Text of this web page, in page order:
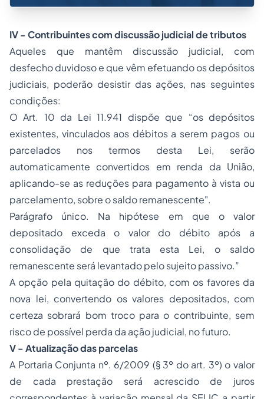
IV - Contribuintes com discussão judicial de tributos
Aqueles que mantêm discussão judicial, com
desfecho duvidoso e que vêm efetuando os depósitos
judiciais, poderão desistir das ações, nas seguintes
condições:
OArt. 10 da Lei 11.941 dispõe que “os depósitos
existentes, vinculados aos débitos a serem pagos ou
parcelados nos termos desta Lei, serão
automaticamente convertidos em renda da União,
aplicando-se as reduções para pagamento à vista ou
parcelamento, sobre o saldo remanescente".
Parágrafo único. Na hipótese em que o valor
depositado exceda o valor do débito após a
consolidação de que trata esta Lei, o saldo
remanescente será levantado pelo sujeito passivo.”
A opção pela quitação do débito, com os favores da
nova lei, convertendo os valores depositados, com
certeza sobrará bom troco para o contribuinte, sem
risco de possível perda da ação judicial, no futuro.
V - Atualização das parcelas
A Portaria Conjunta nº. 6/2009 (§ 3º do art. 3º) o valor
de cada prestação será acrescido de juros